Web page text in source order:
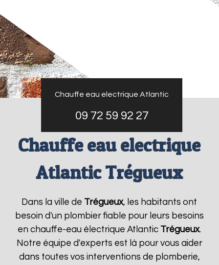
Chauffe eau electrique Atlantic
09 72 59 92 27
Chauffe eau electrique
Atlantic Trégueux
Dans la ville de Trégueux, les habitants ont
besoin d'un plombier fiable pour leurs besoins
en chauffe-eau électrique Atlantic Trégueux.
Notre équipe d'experts est là pour vous aider
dans toutes vos interventions de plomberie,